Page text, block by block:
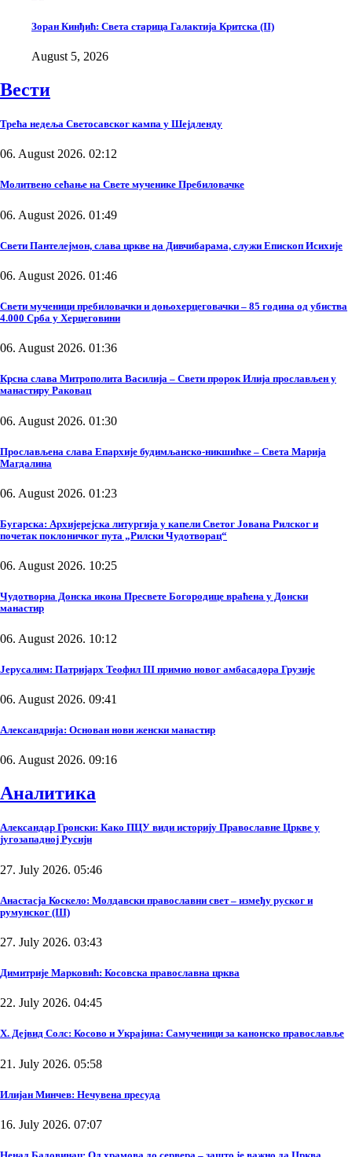
Зоран Кинђић: Света старица Галактија Критска (II)
August 5, 2026
Вести
Трећа недеља Светосавског кампа у Шејдленду
06. August 2026. 02:12
Молитвено сећање на Свете мученике Пребиловачке
06. August 2026. 01:49
Свети Пантелејмон, слава цркве на Дивчибарама, служи Епископ Исихије
06. August 2026. 01:46
Свети мученици пребиловачки и доњохерцеговачки – 85 година од убиства
4.000 Срба у Херцеговини
06. August 2026. 01:36
Крсна слава Митрополита Василија – Свети пророк Илија прослављен у
манастиру Раковац
06. August 2026. 01:30
Прослављена слава Епархије будимљанско-никшићке – Света Марија
Магдалина
06. August 2026. 01:23
Бугарска: Архијерејска литургија у капели Светог Јована Рилског и
почетак поклоничког пута „Рилски Чудотворац“
06. August 2026. 10:25
Чудотворна Донска икона Пресвете Богородице враћена у Донски
манастир
06. August 2026. 10:12
Јерусалим: Патријарх Теофил III примио новог амбасадора Грузије
06. August 2026. 09:41
Александрија: Основан нови женски манастир
06. August 2026. 09:16
Аналитика
Александар Гронски: Како ПЦУ види историју Православне Цркве у
југозападној Русији
27. July 2026. 05:46
Анастасја Коскело: Молдавски православни свет – између руског и
румунског (III)
27. July 2026. 03:43
Димитрије Марковић: Косовска православна црква
22. July 2026. 04:45
Х. Дејвид Солс: Косово и Украјина: Самученици за канонско православље
21. July 2026. 05:58
Илијан Минчев: Нечувена пресуда
16. July 2026. 07:07